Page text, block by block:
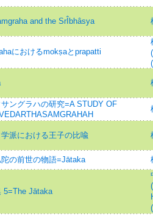
and the SrÎbhâsya
におけるmokṣaとprapatti
ングラハの研究=A STUDY OF
派における王子の比喩
の前世の物語=Jātaka
5=The Jātaka